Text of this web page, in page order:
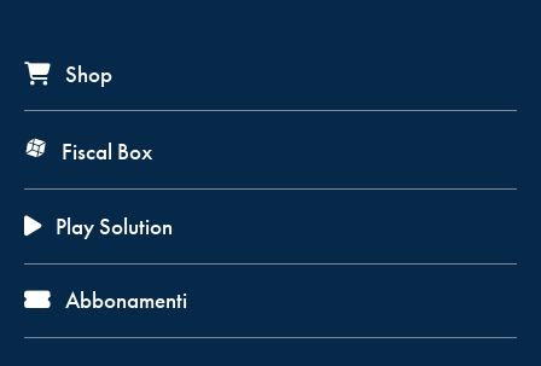
Shop
Fiscal Box
Play Solution
Abbonamenti